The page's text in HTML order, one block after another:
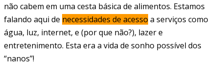
não cabem em uma cesta básica de alimentos. Estamos
falando aqui de necessidades de acesso a serviços como
água, luz, internet, e (por que não?), lazer e
entretenimento. Esta era a vida de sonho possível dos
“nanos”!